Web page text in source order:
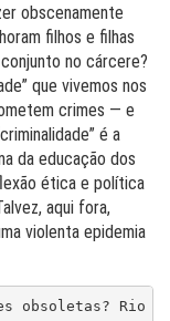
obscenamente
filhos e filhas
no cárcere?
que vivemos nos
crimes — e
é a
da educação dos
ética e política
aqui fora,
violenta epidemia
obsoletas?